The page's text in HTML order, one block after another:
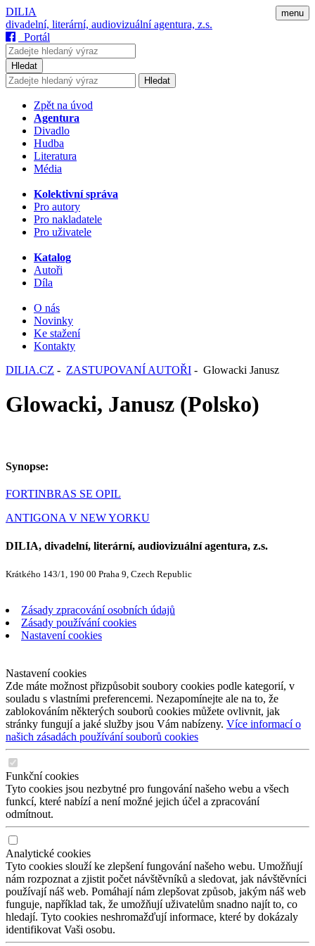
menu
DILIA
divadelní, literární, audiovizuální agentura, z.s.
Portál
Hledat
Hledat
Zpět na úvod
Agentura
Divadlo
Hudba
Literatura
Média
Kolektivní správa
Pro autory
Pro nakladatele
Pro uživatele
Katalog
Autoři
Díla
O nás
Novinky
Ke stažení
Kontakty
DILIA.CZ - ZASTUPOVANÍ AUTOŘI - Glowacki Janusz
Glowacki, Janusz (Polsko)
Synopse:
FORTINBRAS SE OPIL
ANTIGONA V NEW YORKU
DILIA, divadelní, literární, audiovizuální agentura, z.s.
Krátkého 143/1, 190 00 Praha 9, Czech Republic
Zásady zpracování osobních údajů
Zásady používání cookies
Nastavení cookies
Nastavení cookies
Zde máte možnost přizpůsobit soubory cookies podle kategorií, v
souladu s vlastními preferencemi. Nezapomínejte ale na to, že
zablokováním některých souborů cookies můžete ovlivnit, jak
stránky fungují a jaké služby jsou Vám nabízeny. Více informací o
našich zásadách používání souborů cookies
Funkční cookies
Tyto cookies jsou nezbytné pro fungování našeho webu a všech
funkcí, které nabízí a není možné jejich účel a zpracování
odmítnout.
Analytické cookies
Tyto cookies slouží ke zlepšení fungování našeho webu. Umožňují
nám rozpoznat a zjistit počet návštěvníků a sledovat, jak návštěvníci
používají náš web. Pomáhají nám zlepšovat způsob, jakým náš web
funguje, například tak, že umožňují uživatelům snadno najít to, co
hledají. Tyto cookies neshromažďují informace, které by dokázaly
identifikovat Vaši osobu.